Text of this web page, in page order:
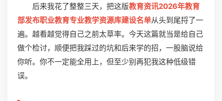
后来我花了整整三天，把这版教育资讯2026年教育
部发布职业教育专业教学资源库建设名单从头到尾捋了一
遍。越看越觉得自己之前太草率。今天这篇就当是给自己
做个检讨，顺便把我踩过的坑和后来学的招，一股脑说给
你听。你不一定能全用上，但至少别再犯我这种低级错
误。